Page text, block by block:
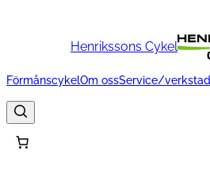
Henrikssons Cykel
FörmånscykelOm ossService/verkstad